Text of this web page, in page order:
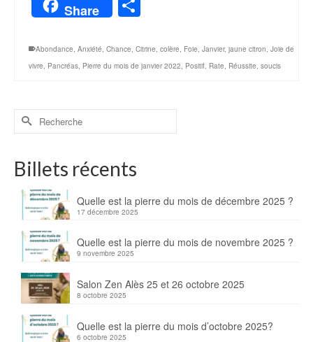
Share
Abondance Anxiété Chance Citrine colère Foie Janvier, jaune citron Joie de
vivre Pancréas Pierre du mois de janvier 2022 Positif Rate Réussite soucis
Billets récents
Quelle est la pierre du mois de décembre 2025 ?
17 décembre 2025
Quelle est la pierre du mois de novembre 2025 ?
9 novembre 2025
Salon Zen Alès 25 et 26 octobre 2025
8 octobre 2025
Quelle est la pierre du mois d’octobre 2025?
6 octobre 2025